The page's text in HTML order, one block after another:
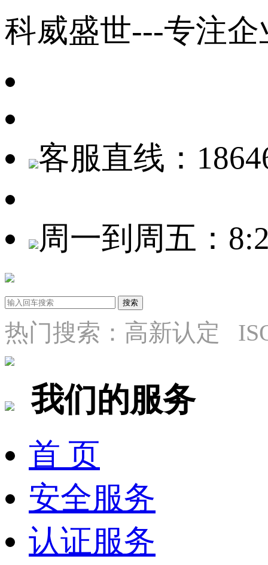
科威盛世---专注
客服直线：
周一到周五：
热门搜索：高新认定
我们的服务
首 页
安全服务
认证服务